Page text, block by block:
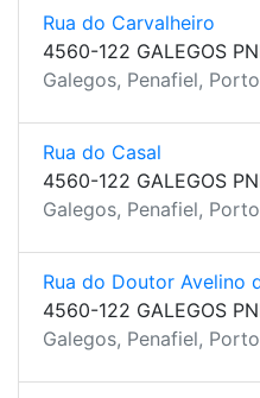
Rua do Carvalheiro
4560-122 GALEGOS
Galegos, Penafiel, Porto
Rua do Casal
4560-122 GALEGOS
Galegos, Penafiel, Porto
Rua do Doutor Avelino
4560-122 GALEGOS
Galegos, Penafiel, Porto